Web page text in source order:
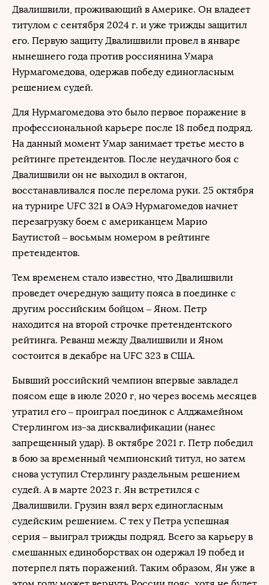
Двалишвили, проживающий в Америке. Он владеет
титулом с сентября 2024 г. и уже трижды защитил
его. Первую защиту Двалишвили провел в январе
нынешнего года против россиянина Умара
Нурмагомедова, одержав победу единогласным
решением судей.
Для Нурмагомедова это было первое поражение в
профессиональной карьере после 18 побед подряд.
На данный момент Умар занимает третье место в
рейтинге претендентов. После неудачного боя с
Двалишвили он не выходил в октагон,
восстанавливался после перелома руки. 25 октября
на турнире UFC 321 в ОАЭ Нурмагомедов начнет
перезагрузку боем с американцем Марио
Баутистой – восьмым номером в рейтинге
претендентов.
Тем временем стало известно, что Двалишвили
проведет очередную защиту пояса в поединке с
другим российским бойцом – Яном. Петр
находится на второй строчке претендентского
рейтинга. Реванш между Двалишвили и Яном
состоится в декабре на UFC 323 в США.
Бывший российский чемпион впервые завладел
поясом еще в июле 2020 г, но через восемь месяцев
утратил его – проиграл поединок с Алджамейном
Стерлингом из-за дисквалификации (нанес
запрещенный удар). В октябре 2021 г. Петр победил
в бою за временный чемпионский титул, но затем
снова уступил Стерлингу раздельным решением
судей. А в марте 2023 г. Ян встретился с
Двалишвили. Грузин взял верх единогласным
судейским решением. С тех у Петра успешная
серия – выиграл трижды подряд. Всего за карьеру в
смешанных единоборствах он одержал 19 побед и
потерпел пять поражений. Таким образом, Ян уже в